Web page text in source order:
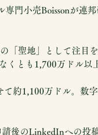
門小売Boissonが連
「聖地」として注目
くとも1,700万ドル以
て約1,100万ドル。数
後のLinkedInへの投